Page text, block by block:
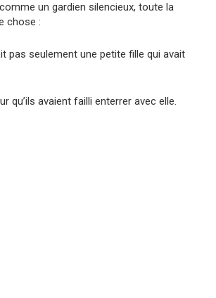
un gardien silencieux, toute la
chose :
pas seulement une petite fille qui avait
qu’ils avaient failli enterrer avec elle.